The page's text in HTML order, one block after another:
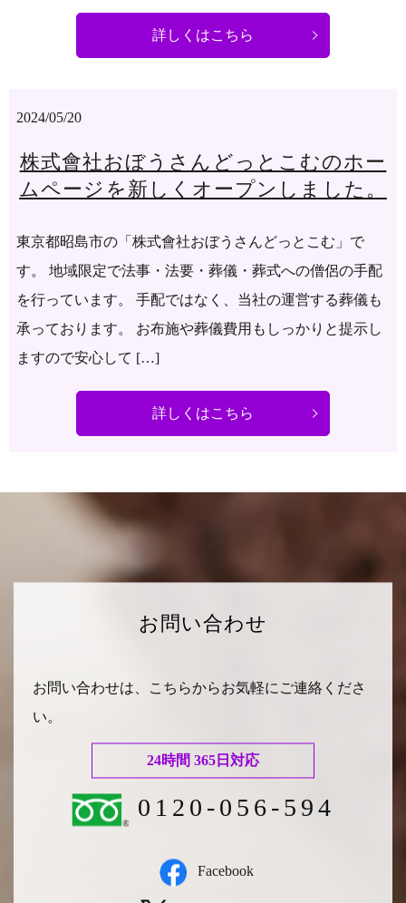
詳しくはこちら
2024/05/20
株式會社おぼうさんどっとこむのホー
ムページを新しくオープンしました。
東京都昭島市の「株式會社おぼうさんどっとこむ」で
す。 地域限定で法事・法要・葬儀・葬式への僧侶の手配
を行っています。 手配ではなく、当社の運営する葬儀も
承っております。 お布施や葬儀費用もしっかりと提示し
ますので安心して […]
詳しくはこちら
お問い合わせ
お問い合わせは、こちらからお気軽にご連絡くださ
い。
24時間 365日対応
0120-056-594
Facebook